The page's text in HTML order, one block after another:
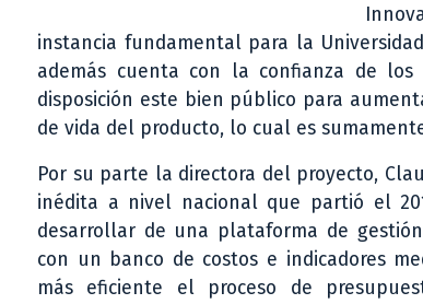
instancia fundamental para la
además cuenta con la confianza de
disposición este bien público para
de vida del producto, lo cual es
Por su parte la directora del proyecto,
inédita a nivel nacional que partió el
desarrollar de una plataforma de
con un banco de costos e indicadores
más eficiente el proceso de